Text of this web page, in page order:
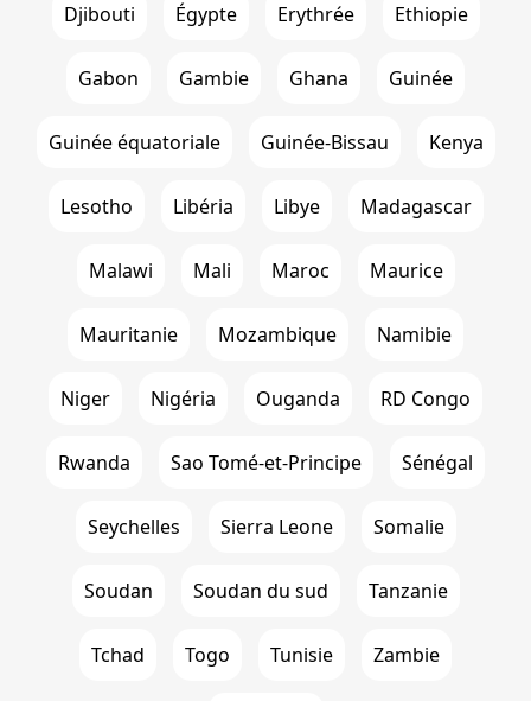
Djibouti Égypte Erythrée Ethiopie
Gabon Gambie Ghana Guinée
Guinée équatoriale Guinée-Bissau Kenya
Lesotho Libéria Libye Madagascar
Malawi Mali Maroc Maurice
Mauritanie Mozambique Namibie
Niger Nigéria Ouganda RD Congo
Rwanda Sao Tomé-et-Principe Sénégal
Seychelles Sierra Leone Somalie
Soudan Soudan du sud Tanzanie
Tchad Togo Tunisie Zambie